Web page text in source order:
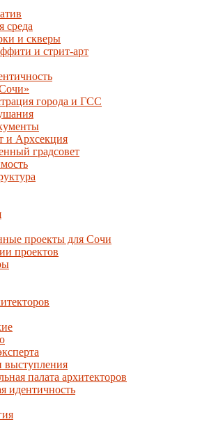
среда
и скверы
и стрит-арт
города и ГСС
и Архсекция
градсовет
проекты для Сочи
проектов
выступления
палата архитекторов
идентичность